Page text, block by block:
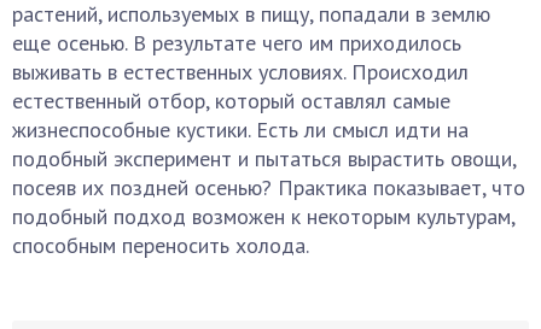
растений, используемых в пищу, попадали в землю
еще осенью. В результате чего им приходилось
выживать в естественных условиях. Происходил
естественный отбор, который оставлял самые
жизнеспособные кустики. Есть ли смысл идти на
подобный эксперимент и пытаться вырастить овощи,
посеяв их поздней осенью? Практика показывает, что
подобный подход возможен к некоторым культурам,
способным переносить холода.